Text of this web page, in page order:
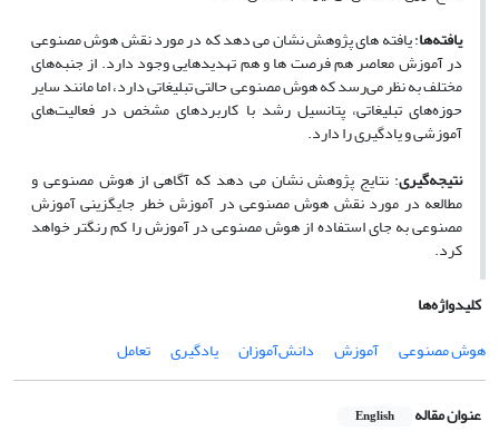
یافته‌ها: یافته های پژوهش نشان می دهد که در مورد نقش هوش مصنوعی
در آموزش معاصر هم فرصت ها و هم تهدیدهایی وجود دارد. از جنبه‌های
مختلف به نظر می‌رسد که هوش مصنوعی حالتی تبلیغاتی دارد، اما مانند سایر
حوزه‌های تبلیغاتی، پتانسیل رشد با کاربردهای مشخص در فعالیت‌های
آموزشی و یادگیری را دارد.
نتیجه‌گیری: نتایج پژوهش نشان می دهد که آگاهی از هوش مصنوعی و
مطالعه در مورد نقش هوش مصنوعی در آموزش خطر جایگزینی آموزش
مصنوعی به جای استفاده از هوش مصنوعی در آموزش را کم رنگ­تر خواهد
کرد.
کلیدواژه‌ها
هوش مصنوعی
آموزش دانش‌آموزان یادگیری تعامل
عنوان مقاله English